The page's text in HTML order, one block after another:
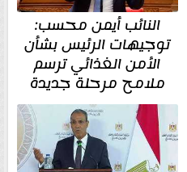
النائب أيمن محسب:
توجيهات الرئيس بشأن
الأمن الغذائي ترسم
ملامح مرحلة جديدة